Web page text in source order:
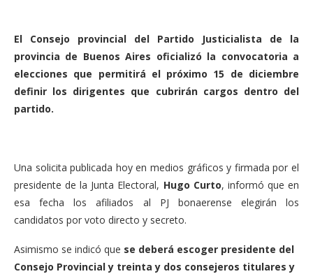
El Consejo provincial del Partido Justicialista de la
provincia de Buenos Aires oficializó la convocatoria a
elecciones que permitirá el próximo 15 de diciembre
definir los dirigentes que cubrirán cargos dentro del
partido.
Una solicita publicada hoy en medios gráficos y firmada por el
presidente de la Junta Electoral, Hugo Curto, informó que en
esa fecha los afiliados al PJ bonaerense elegirán los
candidatos por voto directo y secreto.
Asimismo se indicó que se deberá escoger presidente del
Consejo Provincial y treinta y dos consejeros titulares y